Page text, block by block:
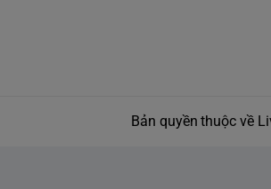
Bản quyền thuộc về